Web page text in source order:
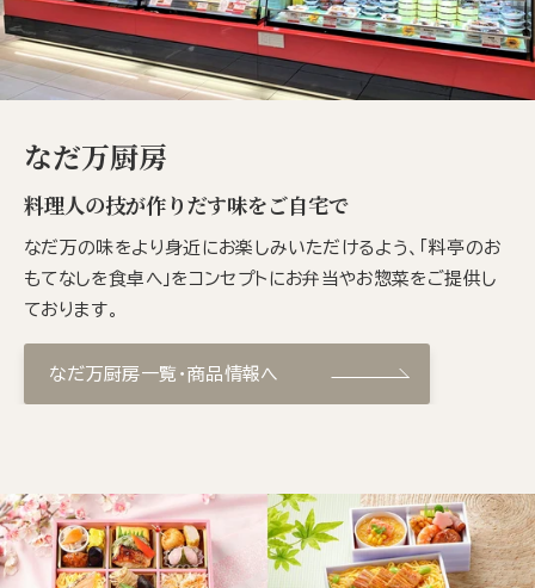
なだ万厨房
料理人の技が作りだす味をご自宅で
なだ万の味をより身近にお楽しみいただけるよう、「料亭のお
もてなしを食卓へ」をコンセプトにお弁当やお惣菜をご提供し
ております。
なだ万厨房一覧・商品情報へ